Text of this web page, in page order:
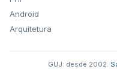
Android
Arquitetura
GUJ: desde 2002.